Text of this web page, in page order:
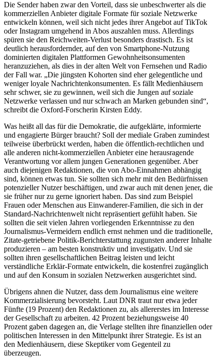
Die Sender haben zwar den Vorteil, dass sie unbeschwerter als die
kommerziellen Anbieter digitale Formate für soziale Netzwerke
entwickeln können, weil sich nicht jedes ihrer Angebot auf TikTok
oder Instagram umgehend in Abos auszahlen muss. Allerdings
spüren sie den Reichweiten-Verlust besonders drastisch. Es ist
deutlich herausfordernder, auf den von Smartphone-Nutzung
dominierten digitalen Plattformen Gewohnheitsonsumenten
heranzuziehen, als dies in der alten Welt von Fernsehen und Radio
der Fall war. „Die jüngsten Kohorten sind eher gelegentliche und
weniger loyale Nachrichtenkonsumenten. Es fällt Medienhäusern
sehr schwer, sie zu gewinnen, weil sich die Jungen auf soziale
Netzwerke verlassen und nur schwach an Marken gebunden sind“,
schreibt die Oxford-Forscherin Kirsten Eddy.
Was heißt all das für die Demokratie, die aufgeklärte, informierte
und engagierte Bürger braucht? Soll der mediale Graben zumindest
teilweise überbrückt werden, haben die öffentlich-rechtlichen und
alle anderen nicht-kommerziellen Anbieter eine herausragende
Verantwortung vor allem jungen Generationen gegenüber. Aber
auch diejenigen Redaktionen, die von Abo-Einnahmen abhängig
sind, können etwas tun. Sie sollten sich mehr mit den Bedürfnissen
potenzieller Nutzer beschäftigen, und zwar auch mit denen jener, die
sie früher nur zu gerne ignoriert haben. Das sind zum Beispiel
Frauen oder Menschen aus Einwanderer-Familien, die sich in der
Standard-Nachrichtenwelt nicht repräsentiert gefühlt haben. Sie
sollten die seit vielen Jahren vorliegenden Erkenntnisse zu den
Journalismus-Vermeidern endlich ernst nehmen und die traditionelle,
Zitate-getriebene Politik-Berichterstattung zugunsten anderer Inhalte
produzieren – am besten konstruktiv und investigativ. Und sie
sollten ihren gesellschaftlichen Beitrag leisten und leicht
verständliche Erklär-Formate entwickeln, die kostenfrei zugänglich
und auf den Konsum in sozialen Netzwerken ausgerichtet sind.
Übrigens ahnen die Nutzer, dass dem Journalismus eine weitere
Kommerzialisierung bevorsteht. Laut DNR traut nur etwa jeder
Fünfte (19 Prozent) den Redaktionen zu, als allererstes im Interesse
der Gesellschaft zu arbeiten. 42 Prozent beziehungsweise 40
Prozent gaben dagegen an, die Verlage stellten ihre finanziellen oder
politischen Interessen in den Mittelpunkt ihrer Strategie. Es ist an
den Medienhäusern, diese Skeptiker vom Gegenteil zu
überzeugen.